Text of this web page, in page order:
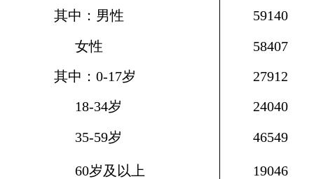
其中：男性
59140
女性
58407
其中：0-17岁
27912
18-34岁
24040
35-59岁 46549
60岁及以上 19046